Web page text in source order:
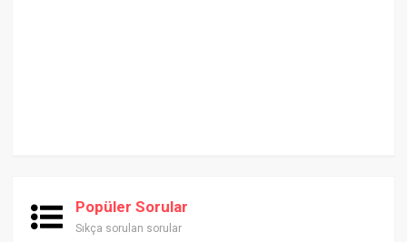
Popüler Sorular
Sıkça sorulan sorular